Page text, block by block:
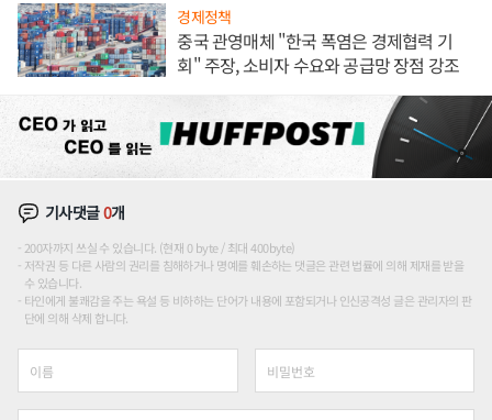
경제정책
중국 관영매체 "한국 폭염은 경제협력 기
회" 주장, 소비자 수요와 공급망 장점 강조
기사댓글0개
200자까지 쓰실 수 있습니다. (현재 0 byte / 최대 400byte)
저작권 등 다른 사람의 권리를 침해하거나 명예를 훼손하는 댓글은 관련 법률에 의해 제재를 받을
수 있습니다.
타인에게 불쾌감을 주는 욕설 등 비하하는 단어가 내용에 포함되거나 인신공격성 글은 관리자의 판
단에 의해 삭제 합니다.